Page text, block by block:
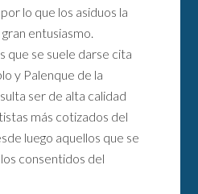
lo que los asiduos la
entusiasmo.
que se suele darse cita
y Palenque de la
ser de alta calidad
más cotizados del
luego aquellos que se
consentidos del